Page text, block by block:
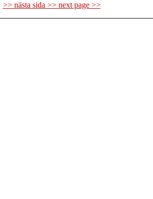
>> nästa sida >> next page >>